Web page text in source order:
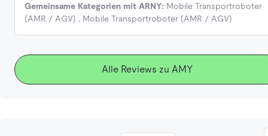
Gemeinsame Kategorien mit ARNY: Mobile Transportroboter
(AMR / AGV) , Mobile Transportroboter (AMR / AGV)
Alle Reviews zu AMY